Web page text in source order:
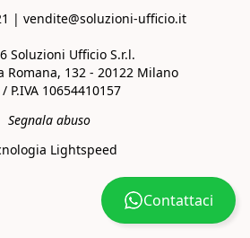
Contattaci
| vendite@soluzioni-ufficio.it
Soluzioni Ufficio S.r.l.
Romana, 132 - 20122 Milano
/ P.IVA 10654410157
Segnala abuso
Lightspeed